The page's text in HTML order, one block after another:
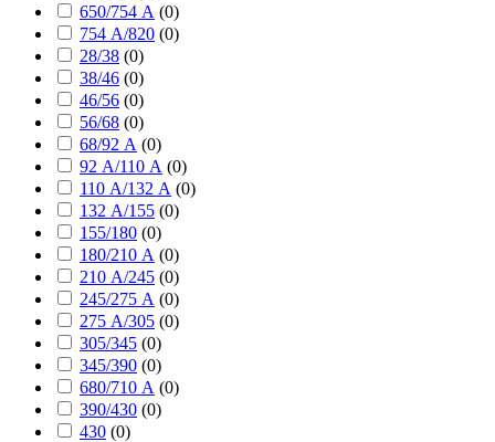
650/754 А (0)
754 А/820 (0)
28/38 (0)
38/46 (0)
46/56 (0)
56/68 (0)
68/92 А (0)
92 А/110 А (0)
110 А/132 А (0)
132 А/155 (0)
155/180 (0)
180/210 А (0)
210 А/245 (0)
245/275 А (0)
275 А/305 (0)
305/345 (0)
345/390 (0)
680/710 А (0)
390/430 (0)
430 (0)